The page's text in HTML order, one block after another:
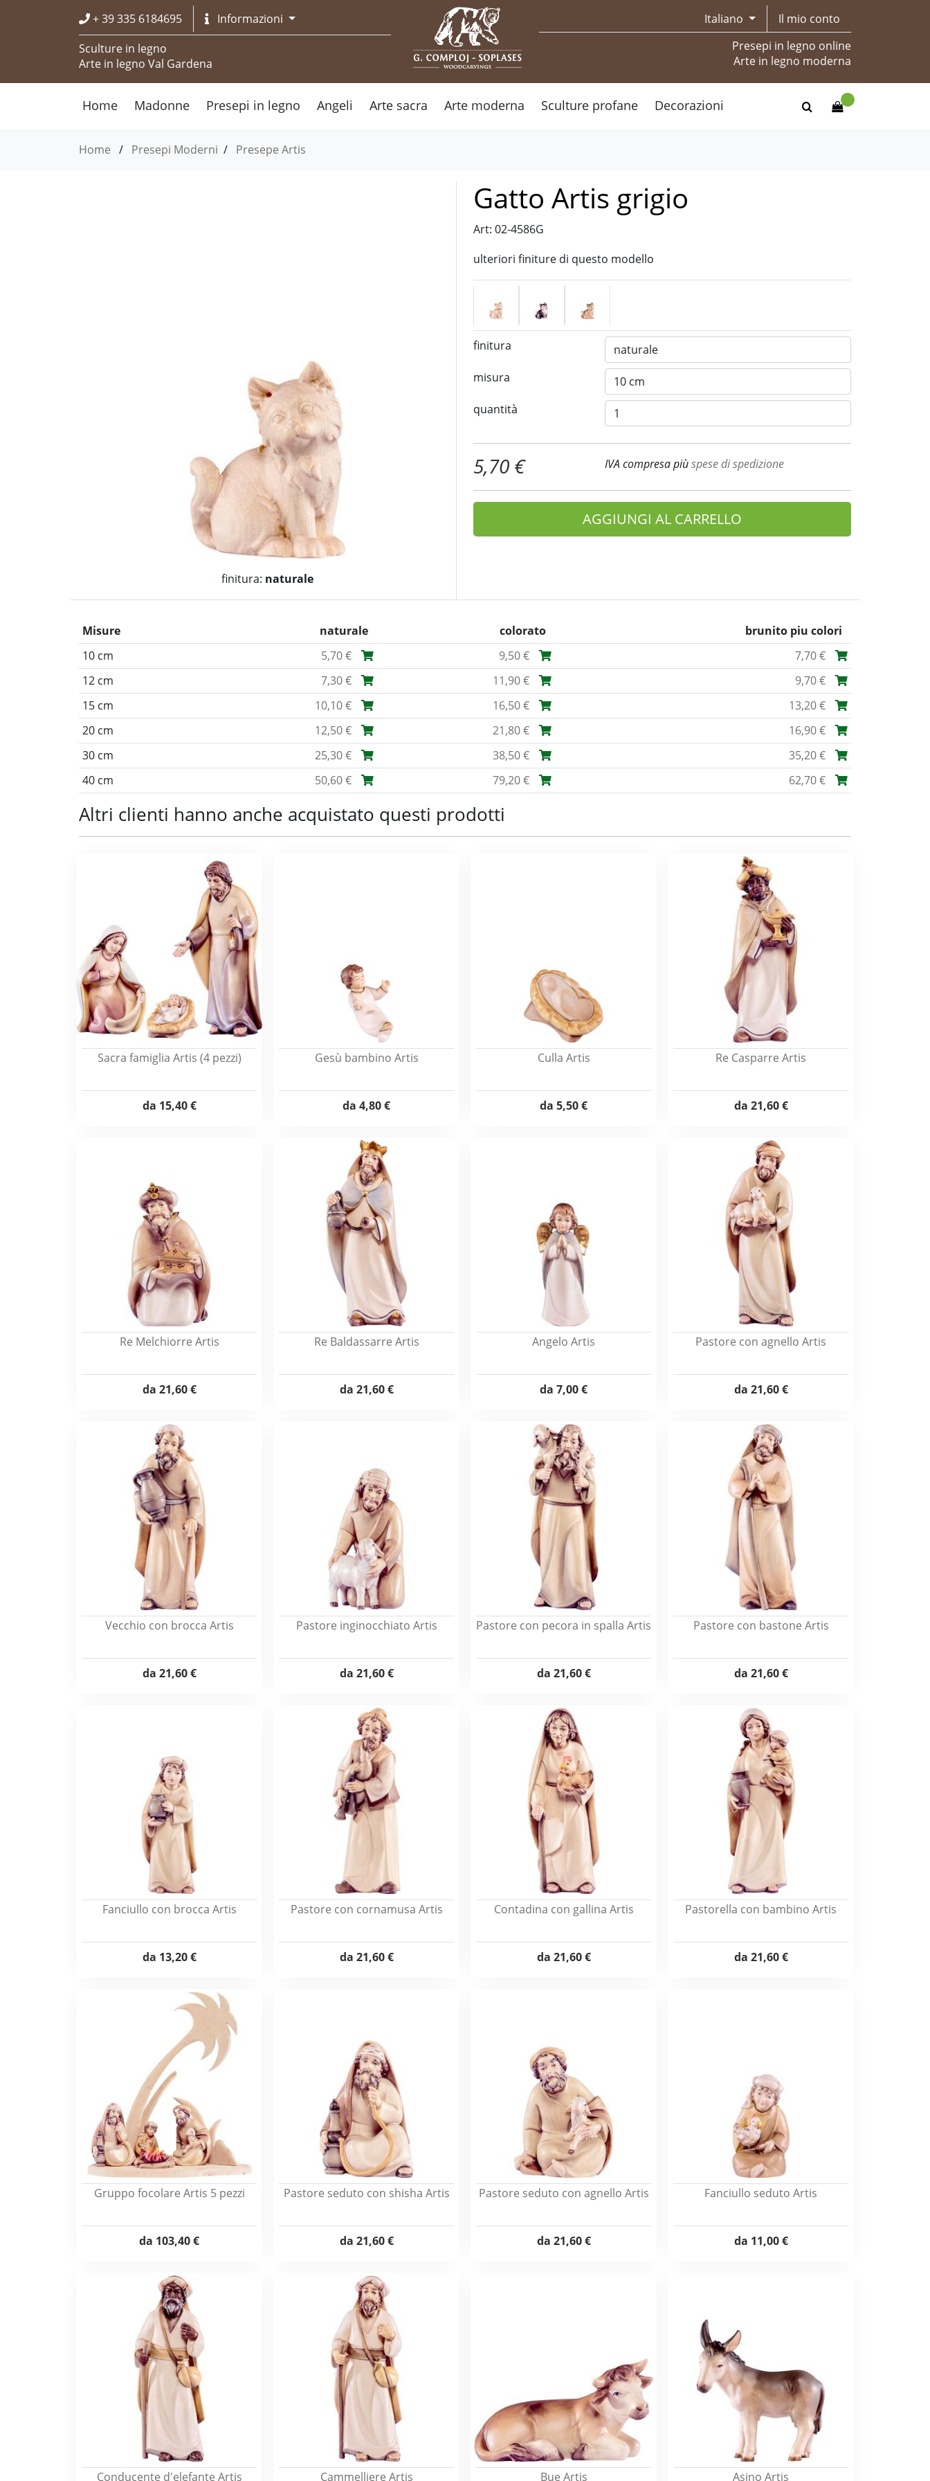
+ 39 335 6184695
Informazioni
Sculture in legno
Arte in legno Val Gardena
Italiano
Il mio conto
Presepi in legno online
Arte in legno moderna
Home Madonne Presepi in legno Angeli Arte sacra Arte moderna Sculture profane Decorazioni
Home / Presepi Moderni / Presepe Artis
finitura: naturale
Gatto Artis grigio
Art: 02-4586G
ulteriori finiture di questo modello
finitura
misura
quantità
5,70 € IVA compresa piùspese di spedizione
AGGIUNGI AL CARRELLO
Misure naturale colorato
brunito piu colori
10 cm
5,70 € 9,50 €
7,70 €
12 cm
7,30 € 11,90 €
9,70 €
15 cm
10,10 € 16,50 €
13,20 €
20 cm
12,50 € 21,80 €
16,90 €
30 cm
25,30 € 38,50 €
35,20 €
40 cm
50,60 € 79,20 € 62,70 €
Altri clienti hanno anche acquistato questi prodotti
Sacra famiglia Artis (4 pezzi)
da 15,40 €
Gesù bambino Artis
da 4,80 €
Culla Artis
da 5,50 €
Re Casparre Artis
da 21,60 €
Re Melchiorre Artis
da 21,60 €
Re Baldassarre Artis
da 21,60 €
Angelo Artis
da 7,00 €
Pastore con agnello Artis
da 21,60 €
Vecchio con brocca Artis
da 21,60 €
Pastore inginocchiato Artis
da 21,60 €
Pastore con pecora in spalla Artis
da 21,60 €
Pastore con bastone Artis
da 21,60 €
Fanciullo con brocca Artis
da 13,20 €
Pastore con cornamusa Artis
da 21,60 €
Contadina con gallina Artis
da 21,60 €
Pastorella con bambino Artis
da 21,60 €
Gruppo focolare Artis 5 pezzi
da 103,40 €
Pastore seduto con shisha Artis
da 21,60 €
Pastore seduto con agnello Artis
da 21,60 €
Fanciullo seduto Artis
da 11,00 €
Conducente d'elefante Artis Cammelliere Artis Bue Artis Asino Artis